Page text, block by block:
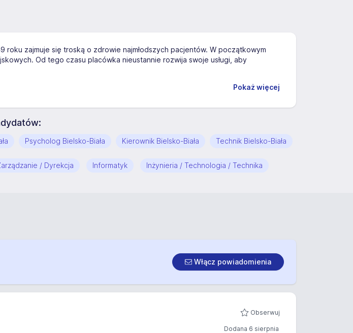
roku zajmuje się troską o zdrowie najmłodszych pacjentów. W początkowym
Od tego czasu placówka nieustannie rozwija swoje usługi, aby
Pokaż więcej
Psycholog Bielsko-Biała Kierownik Bielsko-Biała Technik Bielsko-Biała
/ Dyrekcja Informatyk Inżynieria / Technologia / Technika
Włącz powiadomienia
Obserwuj
Dodana 6 sierpnia